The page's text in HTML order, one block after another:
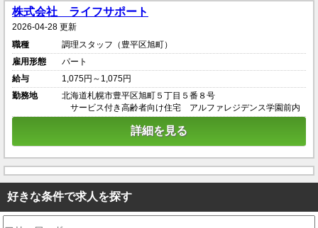
株式会社 ライフサポート
2026-04-28 更新
職種
調理スタッフ（豊平区旭町）
雇用形態
パート
給与
1,075円～1,075円
勤務地
北海道札幌市豊平区旭町５丁目５番８号
サービス付き高齢者向け住宅 アルファレジデンス学園前内
詳細を見る
好きな条件で求人を探す